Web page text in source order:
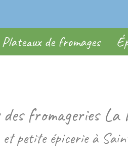
Plateaux de fromages
fromageries La
et petite épicerie à